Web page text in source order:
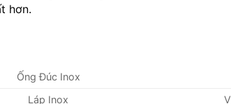
hơn.
Ống Đúc Inox
Láp Inox